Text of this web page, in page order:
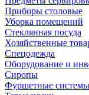
Приборы столовые
Уборка помещений
Стеклянная посуда
Хозяйственные
Спецодежда
Оборудование и
Сиропы
Фуршетные системы